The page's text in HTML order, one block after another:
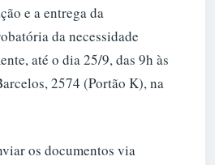
e a entrega da
da necessidade
até o dia 25/9, das 9h às
2574 (Portão K), na
os documentos via